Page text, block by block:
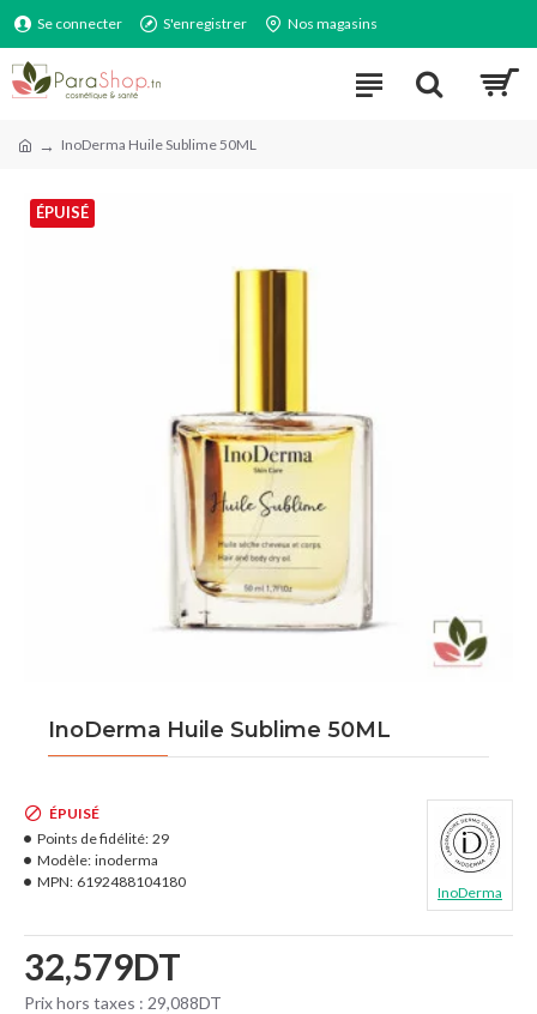
Se connecter S'enregistrer Nos magasins
InoDerma Huile Sublime 50ML
ÉPUISÉ
InoDerma Huile Sublime 50ML
32,579DT
Prix hors taxes : 29,088DT
ÉPUISÉ
Points de fidélité: 29
Modèle: inoderma
MPN: 6192488104180
InoDerma